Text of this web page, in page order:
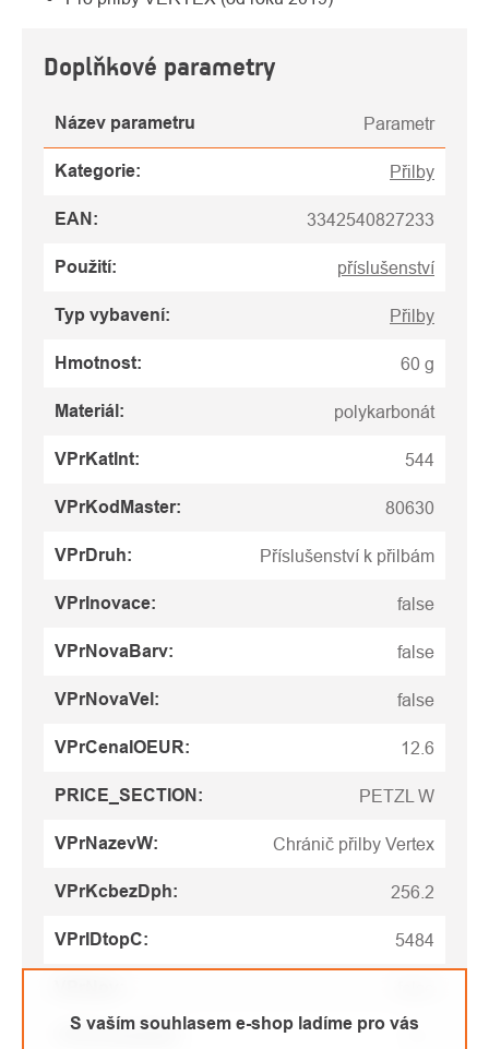
S vaším souhlasem e-shop ladíme pro vás
Doplňkové parametry
Název parametru Parametr
Kategorie: Přilby
EAN : 3342540827233
Použití: příslušenství
Typ vybavení: Přilby
Hmotnost: 60 g
Materiál : polykarbonát
VPrKatInt: 544
VPrKodMaster: 80630
VPrDruh: Příslušenství k přilbám
VPrInovace: false
VPrNovaBarv: false
VPrNovaVel : false
VPrCenaIOEUR: 12.6
PRICE_SECTION : PETZL W
VPrNazevW: Chránič přilby Vertex
VPrKcbezDph: 256.2
VPrIDtopC: 5484
VPrEurbezDph: